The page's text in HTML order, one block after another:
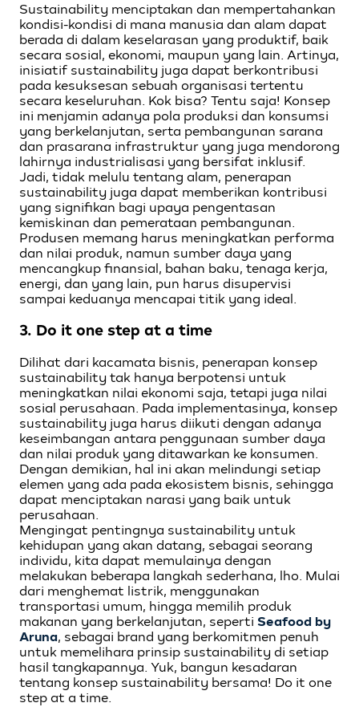
Sustainability menciptakan dan mempertahankan
kondisi-kondisi di mana manusia dan alam dapat
berada di dalam keselarasan yang produktif, baik
secara sosial, ekonomi, maupun yang lain. Artinya,
inisiatif sustainability juga dapat berkontribusi
pada kesuksesan sebuah organisasi tertentu
secara keseluruhan. Kok bisa? Tentu saja! Konsep
ini menjamin adanya pola produksi dan konsumsi
yang berkelanjutan, serta pembangunan sarana
dan prasarana infrastruktur yang juga mendorong
lahirnya industrialisasi yang bersifat inklusif.
Jadi, tidak melulu tentang alam, penerapan
sustainability juga dapat memberikan kontribusi
yang signifikan bagi upaya pengentasan
kemiskinan dan pemerataan pembangunan.
Produsen memang harus meningkatkan performa
dan nilai produk, namun sumber daya yang
mencangkup finansial, bahan baku, tenaga kerja,
energi, dan yang lain, pun harus disupervisi
sampai keduanya mencapai titik yang ideal.
3. Do it one step at a time
Dilihat dari kacamata bisnis, penerapan konsep
sustainability tak hanya berpotensi untuk
meningkatkan nilai ekonomi saja, tetapi juga nilai
sosial perusahaan. Pada implementasinya, konsep
sustainability juga harus diikuti dengan adanya
keseimbangan antara penggunaan sumber daya
dan nilai produk yang ditawarkan ke konsumen.
Dengan demikian, hal ini akan melindungi setiap
elemen yang ada pada ekosistem bisnis, sehingga
dapat menciptakan narasi yang baik untuk
perusahaan.
Mengingat pentingnya sustainability untuk
kehidupan yang akan datang, sebagai seorang
individu, kita dapat memulainya dengan
melakukan beberapa langkah sederhana, lho. Mulai
dari menghemat listrik, menggunakan
transportasi umum, hingga memilih produk
makanan yang berkelanjutan, seperti Seafood by
Aruna, sebagai brand yang berkomitmen penuh
untuk memelihara prinsip sustainability di setiap
hasil tangkapannya. Yuk, bangun kesadaran
tentang konsep sustainability bersama! Do it one
step at a time.